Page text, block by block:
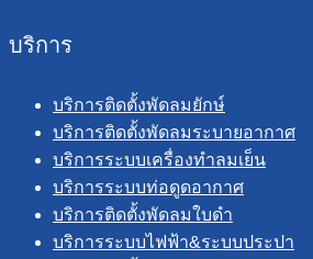
บริการ
บริการติดตั้งพัดลมยักษ์
บริการติดตั้งพัดลมระบายอากาศ
บริการระบบเครื่องทำลมเย็น
บริการระบบท่อดูดอากาศ
บริการติดตั้งพัดลมใบดำ
บริการระบบไฟฟ้า&ระบบประปา